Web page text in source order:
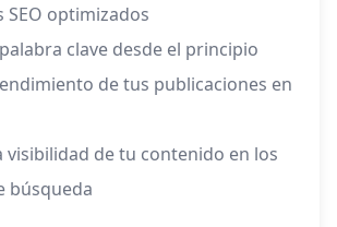
SEO optimizados
clave desde el principio
de tus publicaciones en
visibilidad de tu contenido en los
búsqueda